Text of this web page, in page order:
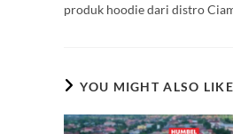
produk hoodie dari distro
YOU MIGHT ALSO LIKE